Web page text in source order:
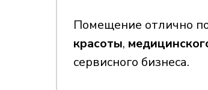
Помещение отлично
красоты,
сервисного бизнеса.